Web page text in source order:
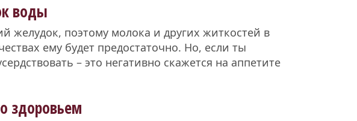
воды
желудок, поэтому молока и других житкостей в
ему будет предостаточно. Но, если ты
– это негативно скажется на аппетите
здоровьем